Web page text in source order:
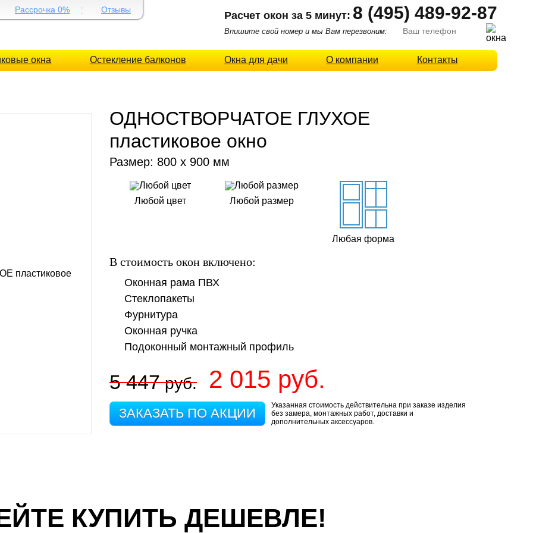
Рассрочка 0% Отзывы Расчет окон за 5 минут: 8 (495) 489-92-87
Впишите свой номер и мы Вам перезвоним:
окна Остекление балконов Окна для дачи О компании Контакты
ОДНОСТВОРЧАТОЕ ГЛУХОЕ
пластиковое окно
Размер: 800 x 900 мм
Любой цвет Любой размер
Любая форма
В стоимость окон включено:
Оконная рама ПВХ
Стеклопакеты
Фурнитура
Оконная ручка
Подоконный монтажный профиль
5 447руб. 2 015 руб.
ЗАКАЗАТЬ ПО АКЦИИ
Указанная стоимость действительна при заказе изделия
без замера, монтажных работ, доставки и
дополнительных аксессуаров.
КУПИТЬ ДЕШЕВЛЕ!